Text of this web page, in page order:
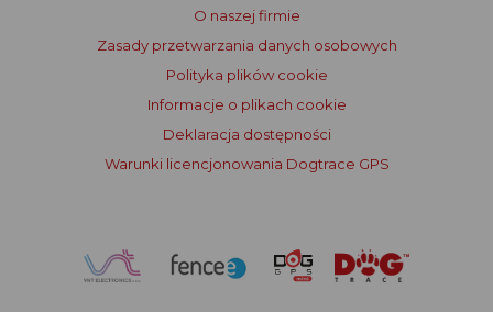
O naszej firmie
Zasady przetwarzania danych osobowych
Polityka plików cookie
Informacje o plikach cookie
Deklaracja dostępności
Warunki licencjonowania Dogtrace GPS